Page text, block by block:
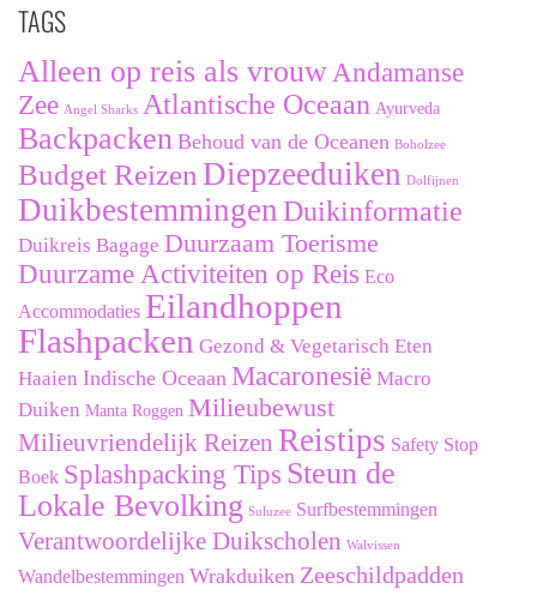
TAGS
Alleen op reis als vrouwAndamanse
Zee Angel Sharks Atlantische Oceaan Ayurveda
Backpacken Behoud van de Oceanen Boholzee
Budget ReizenDiepzeeduiken Dolfijnen
DuikbestemmingenDuikinformatie
Duikreis Bagage Duurzaam Toerisme
Duurzame Activiteiten op Reis Eco
Accommodaties Eilandhoppen
Flashpacken Gezond & Vegetarisch Eten
Haaien Indische Oceaan Macaronesië Macro
Duiken Manta Roggen Milieubewust
Milieuvriendelijk Reizen Reistips Safety Stop
Boek Splashpacking Tips Steun de
Lokale Bevolking Suluzee Surfbestemmingen
Verantwoordelijke Duikscholen Walvissen
Wandelbestemmingen Wrakduiken Zeeschildpadden